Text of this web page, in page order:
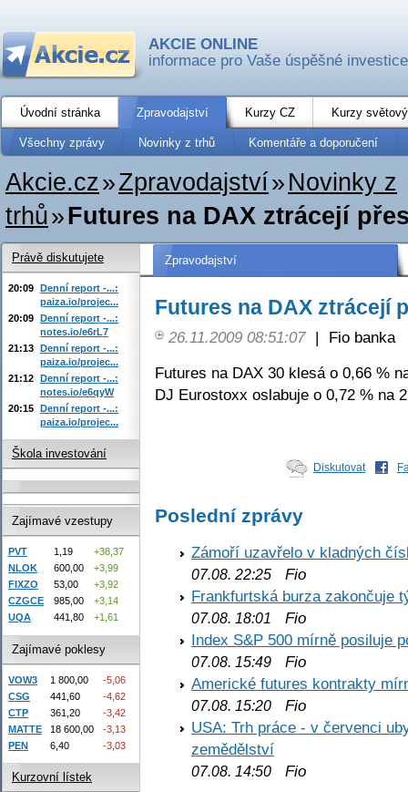
AKCIE ONLINE
informace pro Vaše úspěšné investice
Úvodní stránka Zpravodajství Kurzy CZ Kurzy
Všechny zprávy Novinky z trhů Komentáře a doporučení
Akcie.cz»Zpravodajství» Novinky z
trhů»Futures na DAX ztrácejí
Zpravodajství
Futures na DAX ztrácejí
26.11.2009 08:51:07 |
Fio banka
Futures na DAX 30 klesá o 0,66 %
DJ Eurostoxx oslabuje o 0,72 % na
Diskutovat
Poslední zprávy
Zámoří uzavřelo v kladných
07.08. 22:25 Fio
Frankfurtská burza zakončuje
07.08. 18:01
Fio
Index S&P 500 mírně posiluje
07.08. 15:49 Fio
Americké futures kontrakty
07.08. 15:20 Fio
USA: Trh práce - v červenci
zemědělství
07.08. 14:50 Fio
Právě diskutujete
20:09 Denní report -...:
paiza.io/projec...
20:09 Denní report -...:
notes.io/e6rL7
21:13 Denní report -...:
paiza.io/projec...
21:12 Denní report -...:
notes.io/e6qyW
20:15 Denní report -...:
paiza.io/projec...
Škola investování
Zajímavé vzestupy
PVT 1,19
+38,37
NLOK
600,00
+3,99
FIXZO
53,00
+3,92
CZGCE
985,00
+3,14
UQA
441,80 +1,61
Zajímavé poklesy
VOW3 1 800,00
-5,06
CSG
441,60
-4,62
CTP
361,20
-3,42
MATTE
18 600,00
-3,13
PEN
6,40 -3,03
Kurzovní lístek